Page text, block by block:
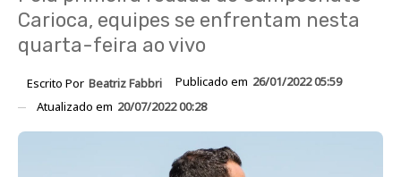
Carioca, equipes se enfrentam nesta
quarta-feira ao vivo
Escrito Por Beatriz Fabbri Publicado em 26/01/2022 05:59
Atualizado em 20/07/2022 00:28